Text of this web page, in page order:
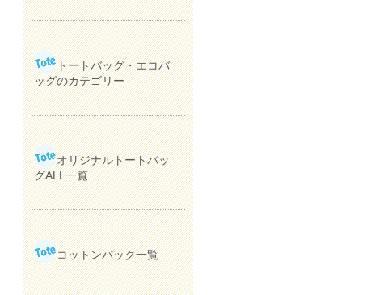
トートバッグ・エコバ
ッグのカテゴリー
オリジナルトートバッ
グALL一覧
コットンバック一覧